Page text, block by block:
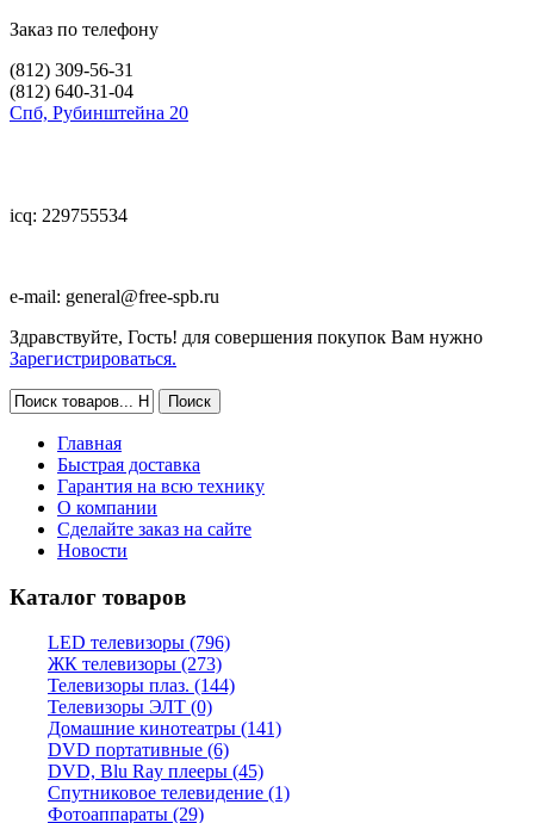
Заказ по телефону
(812) 309-56-31
(812) 640-31-04
Спб, Рубинштейна 20
icq: 229755534
e-mail: general@free-spb.ru
Здравствуйте, Гость! для совершения покупок Вам нужно
Зарегистрироваться.
Главная
Быстрая доставка
Гарантия на всю технику
О компании
Сделайте заказ на сайте
Новости
Каталог товаров
LED телевизоры (796)
ЖК телевизоры (273)
Телевизоры плаз. (144)
Телевизоры ЭЛТ (0)
Домашние кинотеатры (141)
DVD портативные (6)
DVD, Blu Ray плееры (45)
Спутниковое телевидение (1)
Фотоаппараты (29)